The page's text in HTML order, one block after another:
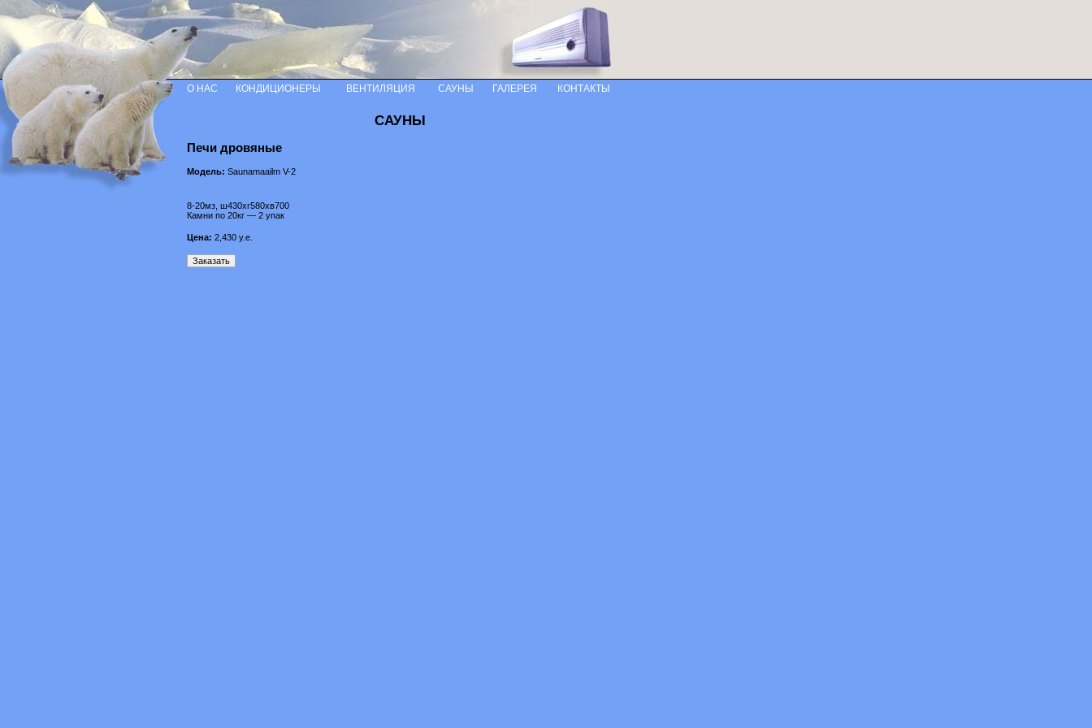
САУНЫ
Печи дровяные
Модель: Saunamaailm V-2
8-20мз, ш430хг580хв700
Камни по 20кг — 2 упак
Цена: 2,430 у.е.
О НАС КОНДИЦИОНЕРЫ ВЕНТИЛЯЦИЯ САУНЫ ГАЛЕРЕЯ КОНТАКТЫ